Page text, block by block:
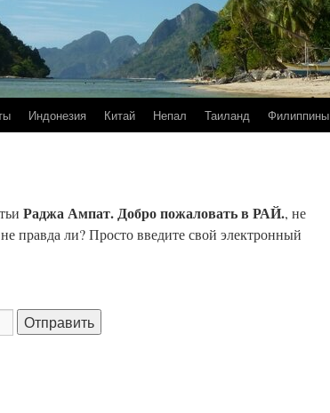
Индонезия Китай Непал Таиланд Филиппины
Раджа Ампат. Добро пожаловать в РАЙ., не
правда ли? Просто введите свой электронный